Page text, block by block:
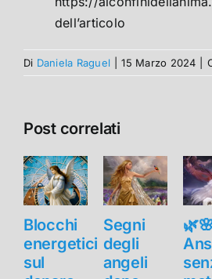
dell’articolo
Di Daniela Raguel 15 Marzo 2024
Post correlati
Blocchi
energetici
sul
Segni
degli
angeli